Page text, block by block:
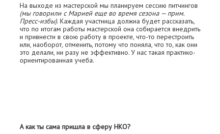
На выходе из мастерской мы планируем сессию питчингов
(мы говорили с Марией еще во время сезона — прим.
Пресс-избы). Каждая участница должна будет рассказать,
что по итогам работы мастерской она собирается внедрить
и привнести в свою работу в проекте, что-то перестроить
или, наоборот, отменить, потому что поняла, что то, как они
это делали, ни разу не эффективно. У нас такая практико-
ориентированная учеба.
А как ты сама пришла в сферу НКО?